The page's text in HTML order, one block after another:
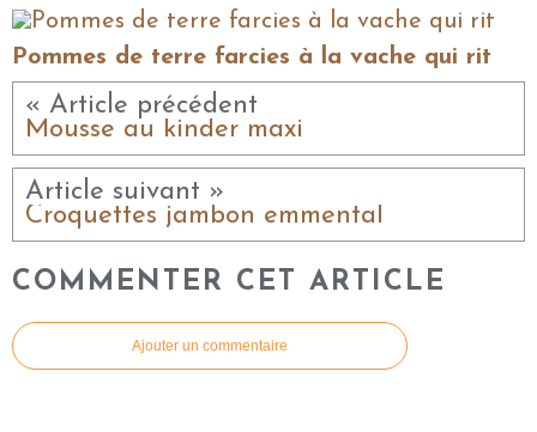
Pommes de terre farcies à la vache qui rit
« Article précédent
Mousse au kinder maxi
Article suivant »
Croquettes jambon emmental
COMMENTER CET ARTICLE
Ajouter un commentaire